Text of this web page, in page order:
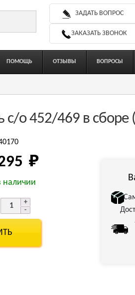
ЗАДАТЬ ВОПРОС
ЗАКАЗАТЬ ЗВОНОК
ПОМОЩЬ ОТЗЫВЫ ВОПРОСЫ
с/о 452/469 в сборе
₽
наличии